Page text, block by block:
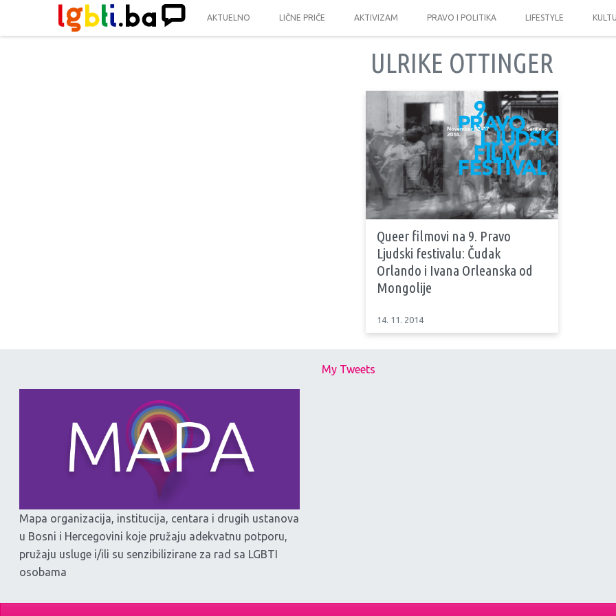
AKTUELNO LIČNE PRIČE AKTIVIZAM PRAVO I POLITIKA LIFESTYLE
ULRIKE OTTINGER
Queer filmovi na 9. Pravo
Ljudski festivalu: Čudak
Orlando i Ivana Orleanska od
Mongolije
14. 11. 2014
Mapa organizacija, institucija, centara i drugih ustanova
u Bosni i Hercegovini koje pružaju adekvatnu potporu,
pružaju usluge i/ili su senzibilizirane za rad sa LGBTI
osobama
My Tweets